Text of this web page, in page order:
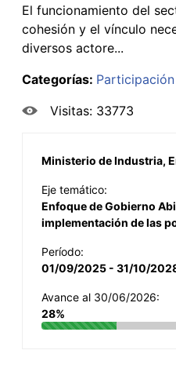
El funcionamiento del
cohesión y el vínculo
diversos actore...
Categorías:
Visitas: 33773
Ministerio de Industria,
Eje temático:
Enfoque de Gobierno
implementación de las
Período:
01/09/2025 - 31/10/
Avance al 30/06/2026:
28%